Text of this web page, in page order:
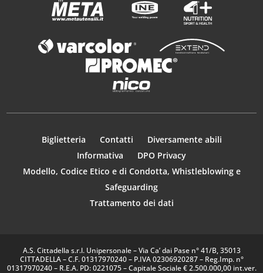
Biglietteria Contatti
Diversamente abili
Informativa
DPO Privacy
Modello, Codice Etico e di Condotta, Whistleblowing e
Safeguarding
Trattamento dei dati
A.S. Cittadella s.r.l. Unipersonale – Via Ca’ dai Pase n° 41/B, 35013
CITTADELLA – C.F. 01317970240 – P.IVA 02306920287 – Reg.Imp. n°
01317970240 – R.E.A. PD: 0221075 – Capitale Sociale € 2.500.000,00 int.ver.